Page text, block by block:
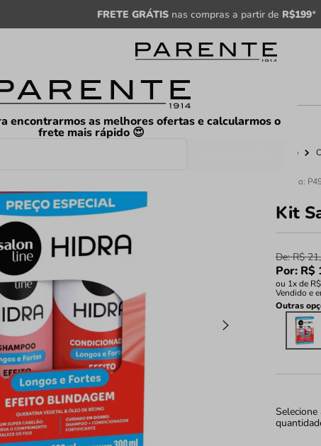
FRETE GRÁTISnas compras a partir de R$199*
encontrarmos as melhores ofertas e calcularmos o
frete mais rápido 😍
Masculino
Home
Código:
Kit
De:R$ 21,
Por: R$
ou 1x de R$
Vendido e
Outras